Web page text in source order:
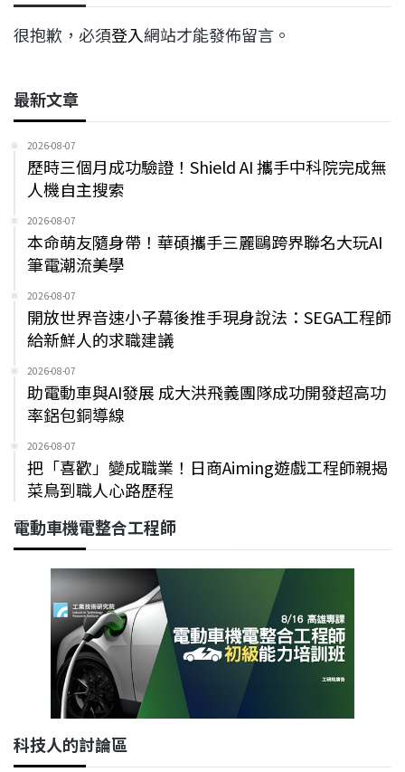
很抱歉，必須登入網站才能發佈留言。
最新文章
2026-08-07
歷時三個月成功驗證！Shield AI 攜手中科院完成無
人機自主搜索
2026-08-07
本命萌友隨身帶！華碩攜手三麗鷗跨界聯名大玩AI
筆電潮流美學
2026-08-07
開放世界音速小子幕後推手現身說法：SEGA工程師
給新鮮人的求職建議
2026-08-07
助電動車與AI發展 成大洪飛義團隊成功開發超高功
率鋁包銅導線
2026-08-07
把「喜歡」變成職業！日商Aiming遊戲工程師親揭
菜鳥到職人心路歷程
電動車機電整合工程師
科技人的討論區